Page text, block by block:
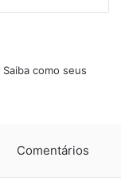
Saiba como seus
Comentários